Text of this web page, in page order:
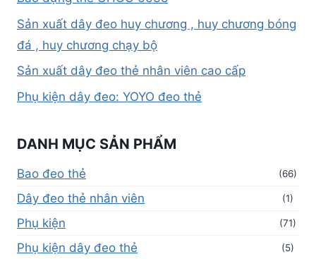
Sản xuất dây đeo huy chương , huy chương bóng
đá , huy chương chạy bộ
Sản xuất dây đeo thẻ nhân viên cao cấp
Phụ kiện dây đeo: YOYO đeo thẻ
DANH MỤC SẢN PHẨM
Bao đeo thẻ (66)
Dây đeo thẻ nhân viên (1)
Phụ kiện (71)
Phụ kiện dây đeo thẻ (5)